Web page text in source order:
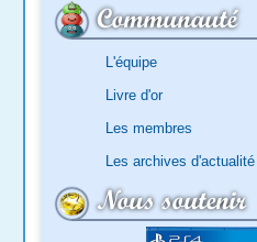
Communauté
L'équipe
Livre d'or
Les membres
Les archives d'actualité
Nous soutenir